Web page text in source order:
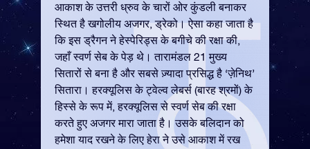
आकाश के उत्तरी ध्रुव के चारों ओर कुंडली बनाकर
स्थित है खगोलीय अजगर, ड्रेको। ऐसा कहा जाता है
कि इस ड्रैगन ने हेस्पेरिड्स के बगीचे की रक्षा की,
जहाँ स्वर्ण सेब के पेड़ थे। तारामंडल 21 मुख्य
सितारों से बना है और सबसे ज़्यादा प्रसिद्ध है ‘ज़ेनिथ’
सितारा। हरक्यूलिस के ट्वेल्व लेबर्स (बारह श्रमों) के
हिस्से के रूप में, हरक्यूलिस से स्वर्ण सेब की रक्षा
करते हुए अजगर मारा जाता है। उसके बलिदान को
हमेशा याद रखने के लिए हेरा ने उसे आकाश में रख